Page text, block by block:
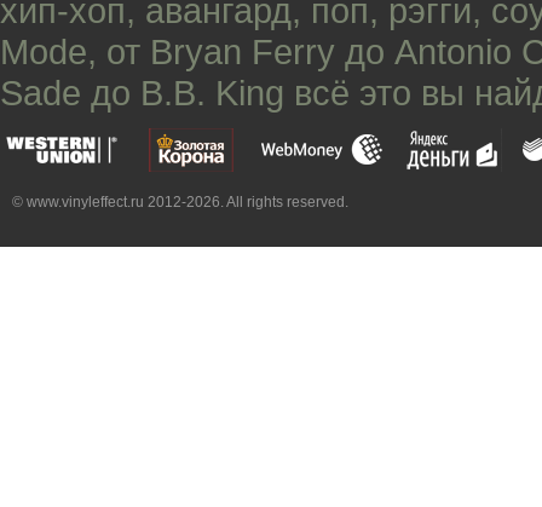
хип-хоп, авангард, поп, рэгги,
Mode, от Bryan Ferry до Antonio
Sade до B.B. King всё это вы
© www.vinyleffect.ru 2012-2026. All rights reserved.